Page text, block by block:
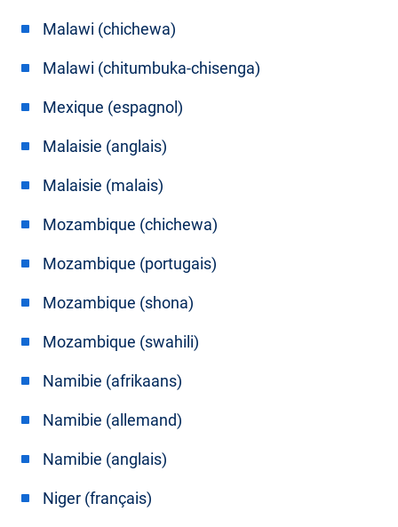
Malawi (chichewa)
Malawi (chitumbuka-chisenga)
Mexique (espagnol)
Malaisie (anglais)
Malaisie (malais)
Mozambique (chichewa)
Mozambique (portugais)
Mozambique (shona)
Mozambique (swahili)
Namibie (afrikaans)
Namibie (allemand)
Namibie (anglais)
Niger (français)